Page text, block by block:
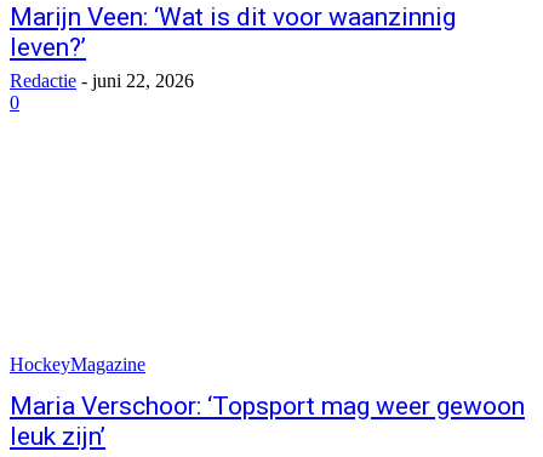
Marijn Veen: ‘Wat is dit voor waanzinnig
leven?’
Redactie - juni 22, 2026
0
HockeyMagazine
Maria Verschoor: ‘Topsport mag weer gewoon
leuk zijn’